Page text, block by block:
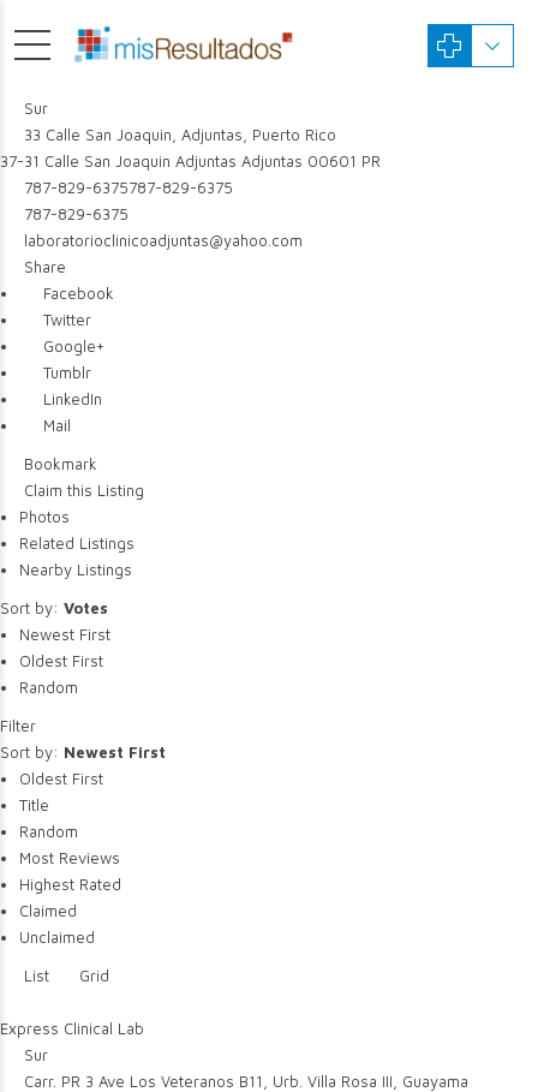
Sur
33 Calle San Joaquin, Adjuntas, Puerto Rico
37-31 Calle San Joaquin Adjuntas Adjuntas 00601 PR
787-829-6375787-829-6375
787-829-6375
laboratorioclinicoadjuntas@yahoo.com
Share
Facebook
Twitter
Google+
Tumblr
LinkedIn
Mail
Bookmark
Claim this Listing
Photos
Related Listings
Nearby Listings
Sort by: Votes
Newest First
Oldest First
Random
Filter
Sort by: Newest First
Oldest First
Title
Random
Most Reviews
Highest Rated
Claimed
Unclaimed
List
Grid
Express Clinical Lab
Sur
Carr. PR 3 Ave Los Veteranos B11, Urb. Villa Rosa III, Guayama